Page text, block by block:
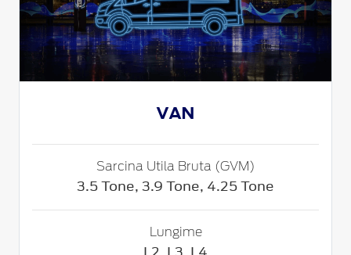
VAN
Sarcina Utila Bruta (GVM)
3.5 Tone, 3.9 Tone, 4.25 Tone
Lungime